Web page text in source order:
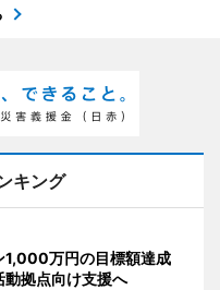
キング
1,000万円の目標額達成
動拠点向け支援へ